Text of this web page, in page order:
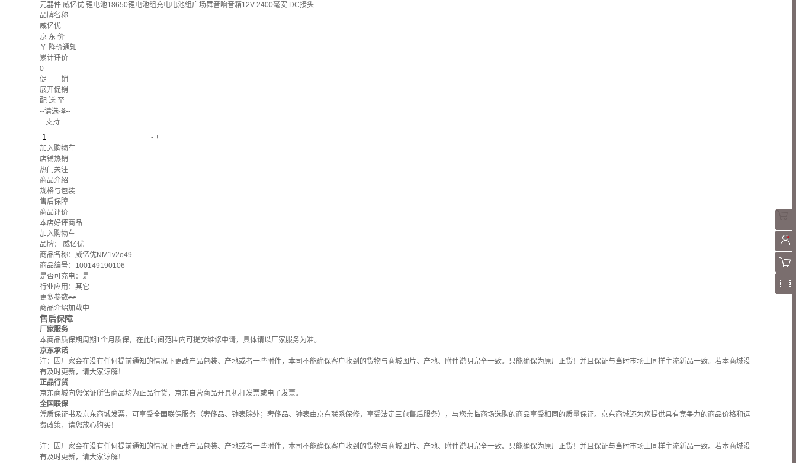
元器件 威亿优 锂电池18650锂电池组充电电池组广场舞音响音箱12V 2400毫安 DC接头
品牌名称
威亿优
京 东 价
￥ 降价通知
累计评价
0
促 销
展开促销
配 送 至
--请选择--
支持
- +
加入购物车
店铺热销
热门关注
商品介绍
规格与包装
售后保障
商品评价
本店好评商品
加入购物车
品牌： 威亿优
商品名称：威亿优NM1v2o49
商品编号：100149190106
是否可充电：是
行业应用：其它
更多参数>>
商品介绍加载中...
售后保障
厂家服务
本商品质保期周期1个月质保，在此时间范围内可提交维修申请，具体请以厂家服务为准。
京东承诺
注：因厂家会在没有任何提前通知的情况下更改产品包装、产地或者一些附件，本司不能确保客户收到的货物与商城图片、产地、附件说明完全一致。只能确保为原厂正货！并且保证与当时市场上同样主流新品一致。若本商城没
有及时更新，请大家谅解！
正品行货
京东商城向您保证所售商品均为正品行货，京东自营商品开具机打发票或电子发票。
全国联保
凭质保证书及京东商城发票，可享受全国联保服务（奢侈品、钟表除外；奢侈品、钟表由京东联系保修，享受法定三包售后服务），与您亲临商场选购的商品享受相同的质量保证。京东商城还为您提供具有竞争力的商品价格和运
费政策，请您放心购买！
注：因厂家会在没有任何提前通知的情况下更改产品包装、产地或者一些附件，本司不能确保客户收到的货物与商城图片、产地、附件说明完全一致。只能确保为原厂正货！并且保证与当时市场上同样主流新品一致。若本商城没
有及时更新，请大家谅解！